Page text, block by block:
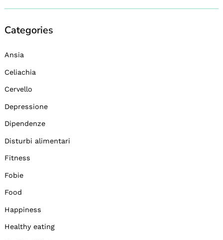
Categories
Ansia
Celiachia
Cervello
Depressione
Dipendenze
Disturbi alimentari
Fitness
Fobie
Food
Happiness
Healthy eating